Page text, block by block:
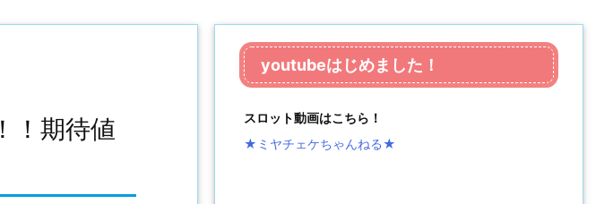
！期待値
youtubeはじめました！
スロット動画はこちら！
★ミヤチェケちゃんねる★